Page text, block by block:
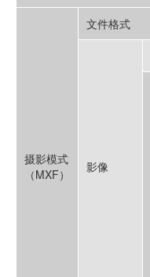
摄影模式
（MXF）
文件格式
影像